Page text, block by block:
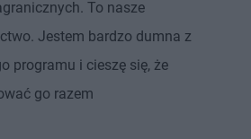
To nasze
Jestem bardzo dumna z
programu i cieszę się, że
go razem